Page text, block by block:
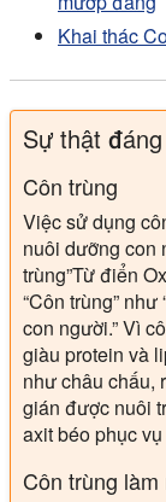
Khai thác
Sự thật
Côn trùng
Việc sử dụng
nuôi dưỡng con
trùng”Từ điển
“Côn trùng”
con người.” Vì
giàu protein và
như châu chấu,
gián được nuôi
axit béo phục
Côn trùng